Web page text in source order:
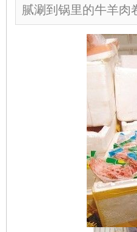
腻涮到锅里的牛羊肉